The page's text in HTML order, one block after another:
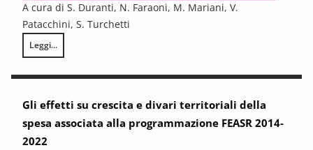
A cura di S. Duranti, N. Faraoni, M. Mariani, V.
Patacchini, S. Turchetti
Leggi...
Istruzione e formazione per l’agricoltura in Toscana
Gli effetti su crescita e divari territoriali della
spesa associata alla programmazione FEASR 2014-
2022